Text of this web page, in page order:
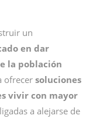
un
en dar
la población
ofrecersoluciones
vivir con mayor
a alejarse de